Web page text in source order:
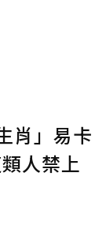
送出
肖」易卡
人禁上